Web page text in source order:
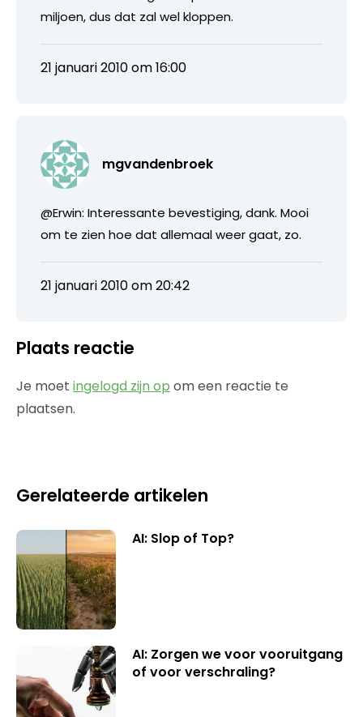
miljoen, dus dat zal wel kloppen.
21 januari 2010 om 16:00
mgvandenbroek
@Erwin: Interessante bevestiging, dank. Mooi
om te zien hoe dat allemaal weer gaat, zo.
21 januari 2010 om 20:42
Plaats reactie
Je moet ingelogd zijn op om een reactie te
plaatsen.
Gerelateerde artikelen
AI: Slop of Top?
AI: Zorgen we voor vooruitgang
of voor verschraling?